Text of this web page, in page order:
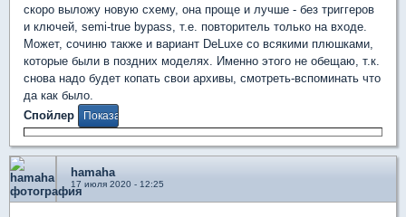
скоро выложу новую схему, она проще и лучше - без триггеров
и ключей, semi-true bypass, т.е. повторитель только на входе.
Может, сочиню также и вариант DeLuxe со всякими плюшками,
которые были в поздних моделях. Именно этого не обещаю, т.к.
снова надо будет копать свои архивы, смотреть-вспоминать что
да как было.
Спойлер
hamaha
17 июля 2020 - 12:25